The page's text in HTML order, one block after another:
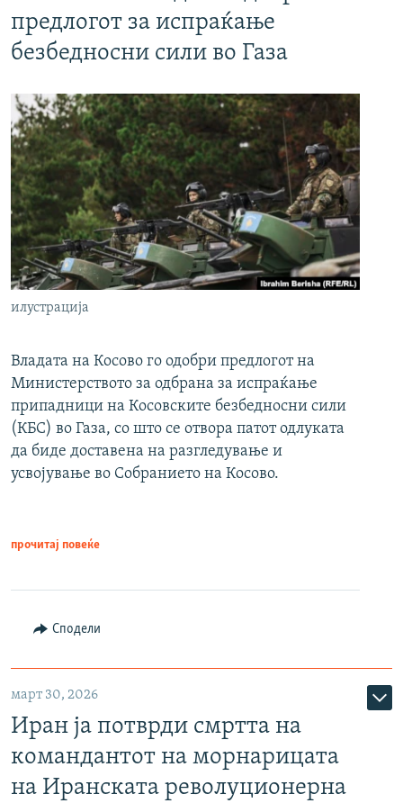
предлогот за испраќање
безбедносни сили во Газа
илустрација
Владата на Косово го одобри предлогот на
Министерството за одбрана за испраќање
припадници на Косовските безбедносни сили
(КБС) во Газа, со што се отвора патот одлуката
да биде доставена на разгледување и
усвојување во Собранието на Косово.
прочитај повеќе
Сподели
март 30, 2026
Иран ја потврди смртта на
командантот на морнарицата
на Иранската револуционерна